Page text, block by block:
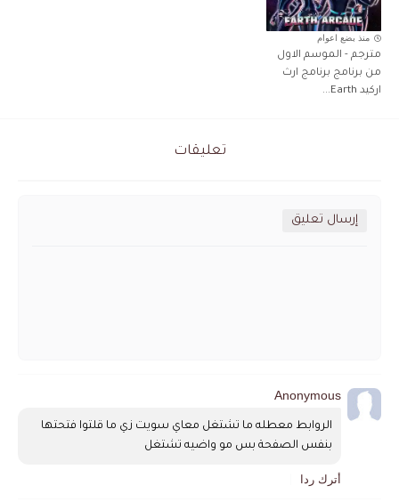
منذ بضع اعوام
مترجم - الموسم الاول
من برنامج برنامج ارث
اركيد Earth...
تعليقات
إرسال تعليق
Anonymous
بنفس الصفحة بس مو واضيه تشتغل
أترك ردا